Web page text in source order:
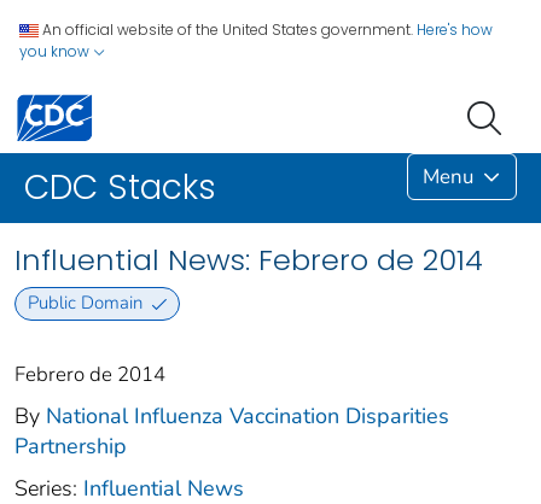
An official website of the United States government. Here's how
you know
CDC Stacks Menu
Influential News: Febrero de 2014
Public Domain
Febrero de 2014
By National Influenza Vaccination Disparities
Partnership
Series: Influential News